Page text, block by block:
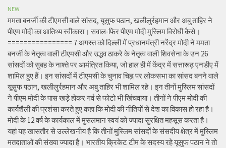
NEW
ममता बनर्जी की टीएमसी वाले सांसद, यूसुफ पठान, खलीलुर्रहमान और अबु ताहिर ने
पीएम मोदी का आतिथ्य स्वीकारा। सवाल-फिर पीएम मोदी मुस्लिम विरोधी कैसे।
================ 7 अगस्त को दिल्ली में प्रधानमंत्री नरेंद्र मोदी ने ममता
बनर्जी के नेतृत्व वाली टीएमसी और उद्धव ठाकरे के नेतृत्व वाली शिवसेना के उन 26
सांसदों को सुबह के नाश्ते पर आमंत्रित किया, जो हाल ही में केंद्र में सत्तारूढ़ एनडीए में
शामिल हुए हैं। इन सांसदों में टीएमसी के चुनाव चिह्न पर लोकसभा का सांसद बनने वाले
यूसुफ पठान, खलीलुर्रहमान और अबु ताहिर भी शामिल रहे। इन तीनों मुस्लिम सांसदों
ने पीएम मोदी के पास खड़े होकर गर्व से फोटो भी खिंचवाया। तीनों ने पीएम मोदी की
कार्यशैली की प्रशंसा करते हुए कहा कि मोदी की नीतियों से देश का विकास हो रहा है।
मोदी के 12 वर्ष के कार्यकाल में मुसलमान स्वयं को ज्यादा सुरक्षित महसूस करता है।
यहां यह खासतौर से उल्लेखनीय है कि तीनों मुस्लिम सांसदों के संसदीय क्षेत्र में मुस्लिम
मतदाताओं की संख्या ज्यादा है। भारतीय क्रिकेट टीम के सदस्य रहे यूसुफ पठान ने तो